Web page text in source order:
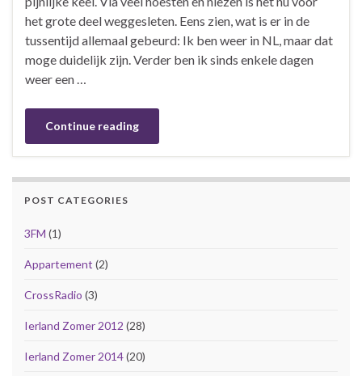
het grote deel weggesleten. Eens zien, wat is er in de
tussentijd allemaal gebeurd: Ik ben weer in NL, maar dat
moge duidelijk zijn. Verder ben ik sinds enkele dagen
weer een …
Continue reading
POST CATEGORIES
3FM (1)
Appartement (2)
CrossRadio (3)
Ierland Zomer 2012 (28)
Ierland Zomer 2014(20)